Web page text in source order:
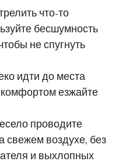
что-то
бесшумность
не спугнуть
идти до места
езжайте
проводите
свежем воздухе, без
и выхлопных